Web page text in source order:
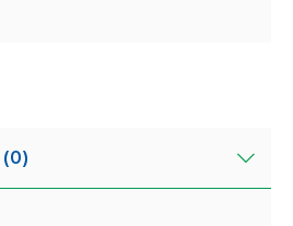
(0)